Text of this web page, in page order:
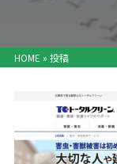
HOME » 投稿